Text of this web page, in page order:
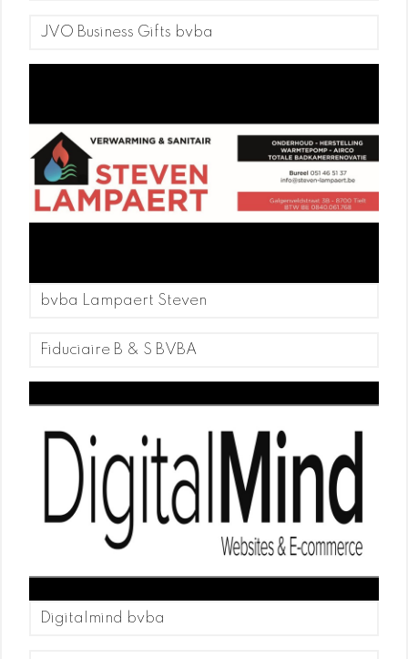
JVO Business Gifts bvba
bvba Lampaert Steven
Fiduciaire B & S BVBA
Digitalmind bvba